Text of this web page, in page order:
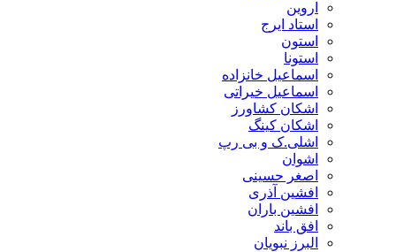
استاد ایرج
اسماعیل خانزاده
اسماعیل خیراتی
اشکان کشاورز
اشکان کینگ
اشلی.ک و بی رپ
اصغر حسینی
افشین آذری
افشین باران
افق باند
البرز نبویان